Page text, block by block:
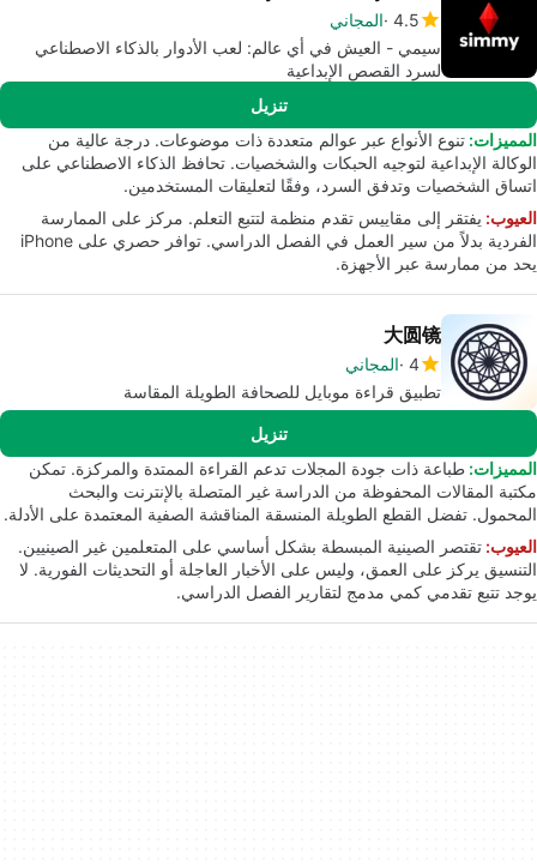
4.5 المجاني
سيمي - العيش في أي عالم: لعب الأدوار بالذكاء الاصطناعي
لسرد القصص الإبداعية
تنزيل
المميزات: تنوع الأنواع عبر عوالم متعددة ذات موضوعات. درجة عالية من
الوكالة الإبداعية لتوجيه الحبكات والشخصيات. تحافظ الذكاء الاصطناعي على
اتساق الشخصيات وتدفق السرد، وفقًا لتعليقات المستخدمين.
العيوب: يفتقر إلى مقاييس تقدم منظمة لتتبع التعلم. مركز على الممارسة
الفردية بدلاً من سير العمل في الفصل الدراسي. توافر حصري على iPhone
يحد من ممارسة عبر الأجهزة.
大圆镜
4 المجاني
تطبيق قراءة موبايل للصحافة الطويلة المقاسة
تنزيل
المميزات: طباعة ذات جودة المجلات تدعم القراءة الممتدة والمركزة. تمكن
مكتبة المقالات المحفوظة من الدراسة غير المتصلة بالإنترنت والبحث
المحمول. تفضل القطع الطويلة المنسقة المناقشة الصفية المعتمدة على الأدلة.
العيوب: تقتصر الصينية المبسطة بشكل أساسي على المتعلمين غير الصينيين.
التنسيق يركز على العمق، وليس على الأخبار العاجلة أو التحديثات الفورية. لا
يوجد تتبع تقدمي كمي مدمج لتقارير الفصل الدراسي.